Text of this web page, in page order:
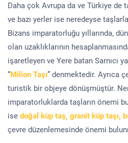
Daha çok Avrupa da ve Türkiye de
ve bazı yerler ise neredeyse
Bizans imparatorluğu yıllarında,
olan uzaklıklarının
işaretleyen ve Yere batan Sarnıcı
“Milion Taşı” denmektedir. Ayrıca
turistik bir objeye dönüşmüştür.
imparatorluklarda taşların önemi
ise doğal küp taş, granit küp taşı,
çevre düzenlemesinde önemi